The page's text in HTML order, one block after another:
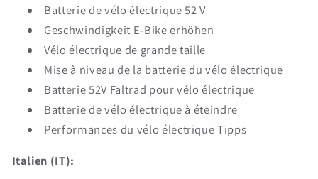
Batterie de vélo électrique 52 V
Geschwindigkeit E-Bike erhöhen
Vélo électrique de grande taille
Mise à niveau de la batterie du vélo électrique
Batterie 52V Faltrad pour vélo électrique
Batterie de vélo électrique à éteindre
Performances du vélo électrique Tipps
Italien (IT):